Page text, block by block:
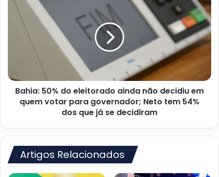
campanha
quem
votar
para
dos
que
Bahia: 50% do eleitorado ainda não decidiu em
quem votar para governador; Neto tem 54%
dos que já se decidiram
Artigos Relacionados